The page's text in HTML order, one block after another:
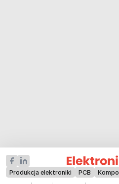
Produkcja elektroniki PCB